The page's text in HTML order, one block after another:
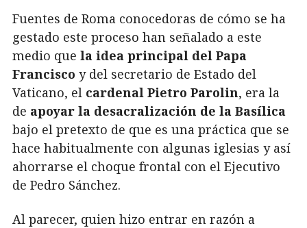
Fuentes de Roma conocedoras de cómo se ha
gestado este proceso han señalado a este
medio que la idea principal del Papa
Francisco y del secretario de Estado del
Vaticano, el cardenal Pietro Parolin, era la
de apoyar la desacralización de la Basílica
bajo el pretexto de que es una práctica que se
hace habitualmente con algunas iglesias y así
ahorrarse el choque frontal con el Ejecutivo
de Pedro Sánchez.
Al parecer, quien hizo entrar en razón a